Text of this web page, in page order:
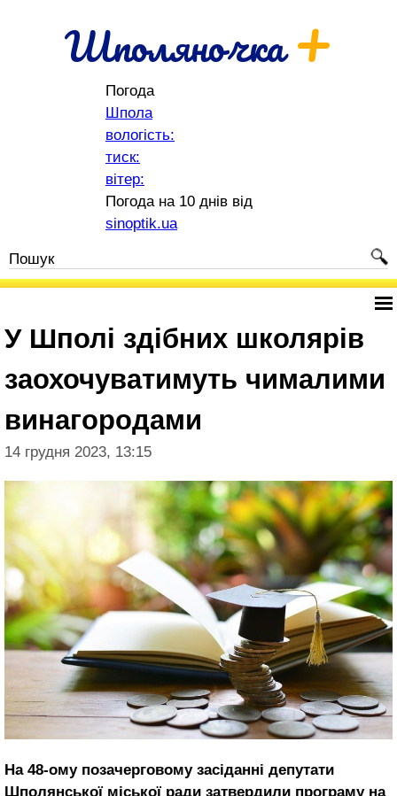
Шполяночка+
Погода
Шпола
вологість:
тиск:
вітер:
Погода на 10 днів від
sinoptik.ua
У Шполі здібних школярів
заохочуватимуть чималими
винагородами
14 грудня 2023, 13:15
На 48-ому позачерговому засіданні депутати
Шполянської міської ради затвердили програму на